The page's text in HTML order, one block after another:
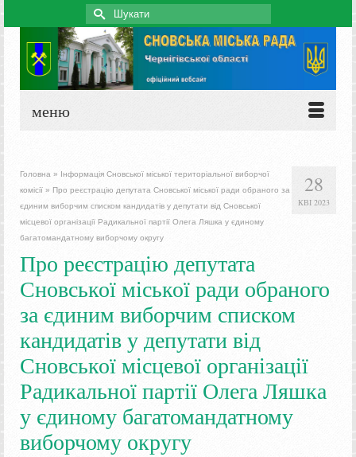
Search
for:
меню
28
КВІ 2023
Головна » Інформація Сновської міської територіальної виборчої
комісії » Про реєстрацію депутата Сновської міської ради обраного за
єдиним виборчим списком кандидатів у депутати від Сновської
місцевої організації Радикальної партії Олега Ляшка у єдиному
багатомандатному виборчому округу
Про реєстрацію депутата
Сновської міської ради обраного
за єдиним виборчим списком
кандидатів у депутати від
Сновської місцевої організації
Радикальної партії Олега Ляшка
у єдиному багатомандатному
виборчому округу